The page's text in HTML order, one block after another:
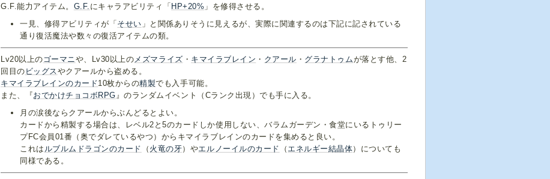
G.F.能力アイテム。 G.F. にキャラアビリティ「 HP+20% 」を修得させる。
一見、修得アビリティが「 そせい 」と関係ありそうに見えるが、実際に関連するのは下記に記されている
通り復活魔法や数々の復活アイテムの類。
Lv20以上のゴーマニや、Lv30以上のメズマライズ ・ キマイラブレイン ・ クアール ・ グラナトゥムが落とす他、2
回目の ビッグスやクアールから盗める。
キマイラブレインのカード10枚からの精製でも入手可能。
また、『おでかけチョコボRPG』のランダムイベント（Cランク出現）でも手に入る。
月の涙後ならクアールからぶんどるとよい。
カードから精製する場合は、レベル2と5のカードしか使用しない、バラムガーデン・食堂にいるトゥリー
プFC会員01番（奥でダレているやつ）からキマイラブレインのカードを集めると良い。
これは ルブルムドラゴンのカード （ 火竜の牙）やエルノーイルのカード （ エネルギー結晶体）についても
同様である。